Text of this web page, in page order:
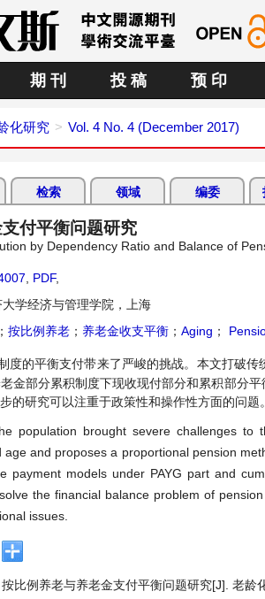
期 刊 投 稿 预 印
化研究 Vol. 4 No. 4 (December 2017)
检索 领域 编委
付平衡问题研究
by Dependency Ratio and Balance of
PDF,
大学经济与管理学院，上海
； 按比例养老 ； 养老金收支平衡 ； Aging ；
度的平衡支付带来了严峻的挑战。本文打破
金部分累积制度下现收现付部分和累积部分
的研究可以注重于政策性和操作性方面的问题。
population brought severe challenges
and proposes a proportional pension
payment models under PAYG part and
the financial balance problem of
issues.
比例养老与养老金支付平衡问题研究[J]. 老龄